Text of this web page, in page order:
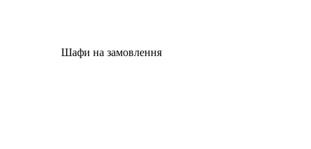
Шафи на замовлення